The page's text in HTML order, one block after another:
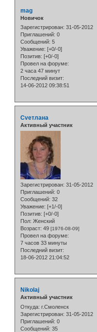
mag
Новичок
Зарегистрирован: 31-05-2012
Приглашений: 0
Сообщений: 5
Уважение: [+0/-0]
Позитив: [+0/-0]
Провел на форуме:
2 часа 47 минут
Последний визит:
14-06-2012 09:38:51
Cveтлана
Активный участник
Зарегистрирован: 31-05-2012
Приглашений: 0
Сообщений: 32
Уважение: [+1/-0]
Позитив: [+0/-0]
Пол: Женский
Возраст: 49 [1976-08-09]
Провел на форуме:
7 часов 33 минуты
Последний визит:
18-06-2012 21:04:52
Nikolaj
Активный участник
Откуда: г.Смоленск
Зарегистрирован: 31-05-2012
Приглашений: 0
Сообщений: 35